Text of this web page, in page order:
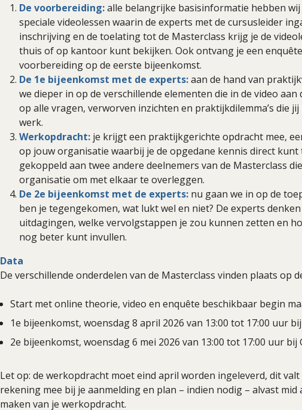
De voorbereiding:alle belangrijke basisinformatie hebben
speciale videolessen waarin de experts met de cursusleider
inschrijving en de toelating tot de Masterclass krijg je de
thuis of op kantoor kunt bekijken. Ook ontvang je een
voorbereiding op de eerste bijeenkomst.
De 1e bijeenkomst met de experts:aan de hand van
we dieper in op de verschillende elementen die in de video aan
op alle vragen, verworven inzichten en praktijkdilemma’s die
werk.
Werkopdracht: je krijgt een praktijkgerichte opdracht mee,
op jouw organisatie waarbij je de opgedane kennis direct kunt
gekoppeld aan twee andere deelnemers van de Masterclass
organisatie om met elkaar te overleggen.
De 2e bijeenkomst met de experts: nu gaan we in op de
ben je tegengekomen, wat lukt wel en niet? De experts
uitdagingen, welke vervolgstappen je zou kunnen zetten en
nog beter kunt invullen.
Data
De verschillende onderdelen van de Masterclass vinden plaats op
Start met online theorie, video en enquête beschikbaar begin
1e bijeenkomst, woensdag 8 april 2026 van 13:00 tot 17:00 uur
2e bijeenkomst, woensdag 6 mei 2026 van 13:00 tot 17:00 uur bij
Let op: de werkopdracht moet eind april worden ingeleverd, dit
rekening mee bij je aanmelding en plan – indien nodig – alvast
maken van je werkopdracht.